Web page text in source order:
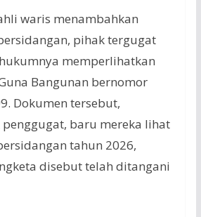
waris menambahkan
pihak tergugat
memperlihatkan
Bangunan bernomor
Dokumen tersebut,
baru mereka lihat
tahun 2026,
disebut telah ditangani